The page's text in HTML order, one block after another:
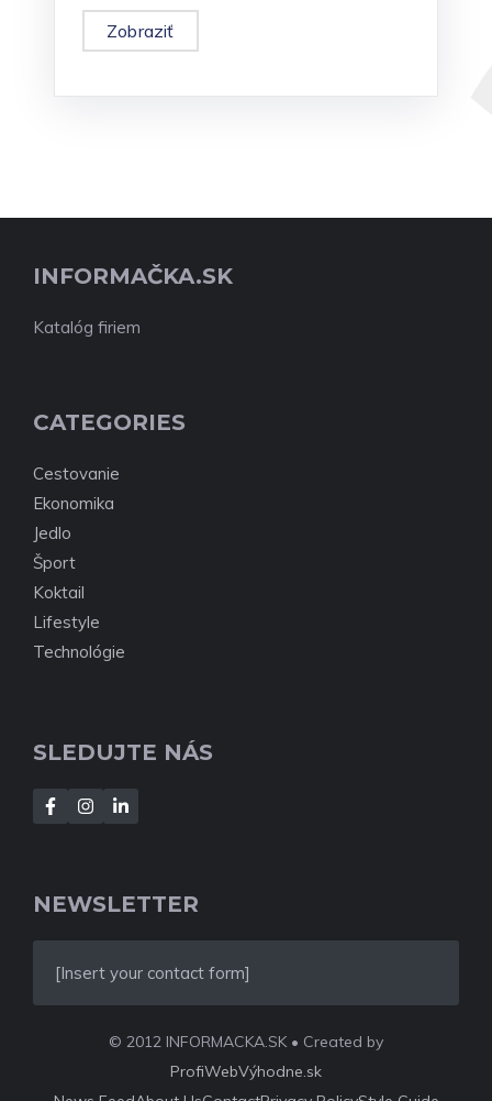
Zobraziť
INFORMAČKA.SK
Katalóg firiem
CATEGORIES
Cestovanie
Ekonomika
Jedlo
Šport
Koktail
Lifestyle
Technológie
SLEDUJTE NÁS
NEWSLETTER
[Insert your contact form]
© 2012 INFORMACKA.SK • Created by
ProfiWebVýhodne.sk